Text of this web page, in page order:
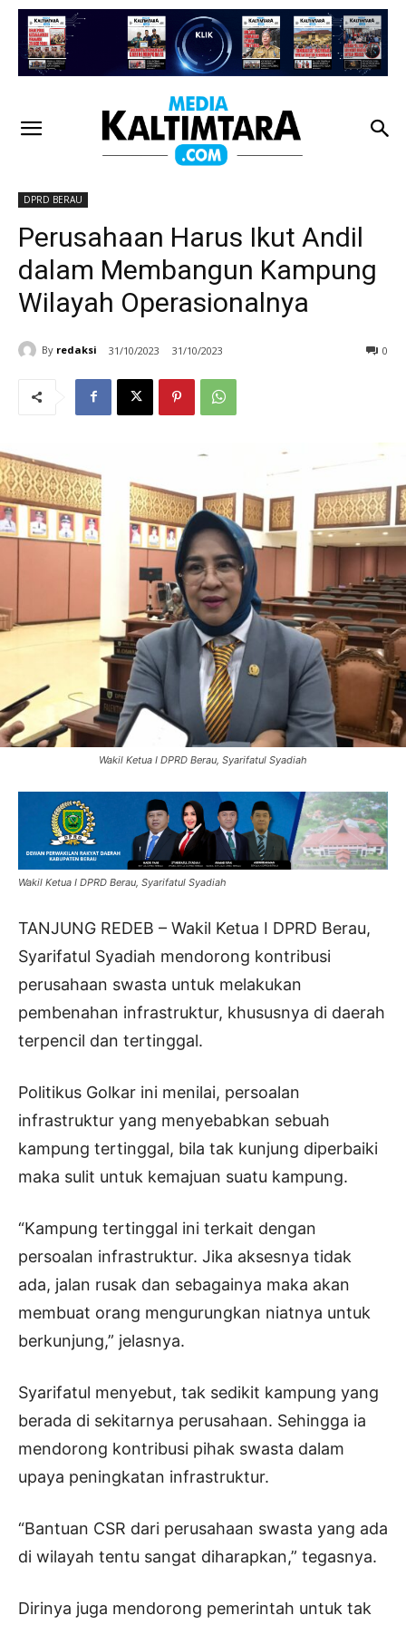
DPRD BERAU
Perusahaan Harus Ikut Andil
dalam Membangun Kampung
Wilayah Operasionalnya
By redaksi 31/10/2023 31/10/2023 0
Wakil Ketua I DPRD Berau, Syarifatul Syadiah
Wakil Ketua I DPRD Berau, Syarifatul Syadiah
TANJUNG REDEB – Wakil Ketua I DPRD Berau,
Syarifatul Syadiah mendorong kontribusi
perusahaan swasta untuk melakukan
pembenahan infrastruktur, khususnya di daerah
terpencil dan tertinggal.
Politikus Golkar ini menilai, persoalan
infrastruktur yang menyebabkan sebuah
kampung tertinggal, bila tak kunjung diperbaiki
maka sulit untuk kemajuan suatu kampung.
“Kampung tertinggal ini terkait dengan
persoalan infrastruktur. Jika aksesnya tidak
ada, jalan rusak dan sebagainya maka akan
membuat orang mengurungkan niatnya untuk
berkunjung,” jelasnya.
Syarifatul menyebut, tak sedikit kampung yang
berada di sekitarnya perusahaan. Sehingga ia
mendorong kontribusi pihak swasta dalam
upaya peningkatan infrastruktur.
“Bantuan CSR dari perusahaan swasta yang ada
di wilayah tentu sangat diharapkan,” tegasnya.
Dirinya juga mendorong pemerintah untuk tak